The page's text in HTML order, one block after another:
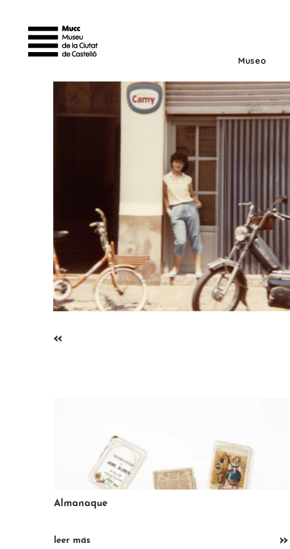
Museo
«
Balanza
leer más »